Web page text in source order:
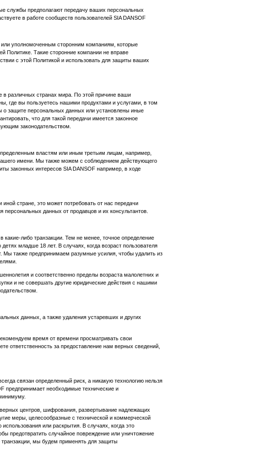
службы предполагают передачу ваших персональных
в работе сообществ пользователей SIA DANSOF
уполномоченным сторонним компаниям, которые
Политике. Такие сторонние компании не вправе
с этой Политикой и использовать для защиты ваших
в различных странах мира. По этой причине ваши
где вы пользуетесь нашими продуктами и услугами, в том
о защите персональных данных или установлены иные
что для такой передачи имеется законное
законодательством.
властям или иным третьим лицам, например,
имени. Мы также можем с соблюдением действующего
законных интересов SIA DANSOF например, в ходе
стране, это может потребовать от нас передачи
данных от продавцов и их консультантов.
либо транзакции. Тем не менее, точное определение
младше 18 лет. В случаях, когда возраст пользователя
Мы также предпринимаем разумные усилия, чтобы удалить из
и соответственно пределы возраста малолетних и
и не совершать другие юридические действия с нашими
данных, а также удаления устаревших и других
время от времени просматривать свои
ответственность за предоставление нам верных сведений,
связан определенный риск, а никакую технологию нельзя
предпринимает необходимые технические и
центров, шифрования, развертывание надлежащих
меры, целесообразные с технической и коммерческой
или раскрытия. В случаях, когда это
предотвратить случайное повреждение или уничтожение
мы будем применять для защиты